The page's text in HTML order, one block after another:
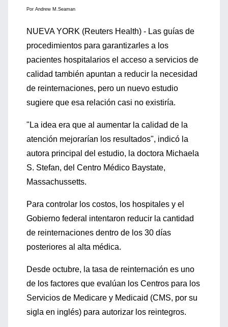
Por Andrew M.Seaman
NUEVA YORK (Reuters Health) - Las guías de
procedimientos para garantizarles a los
pacientes hospitalarios el acceso a servicios de
calidad también apuntan a reducir la necesidad
de reinternaciones, pero un nuevo estudio
sugiere que esa relación casi no existiría.
"La idea era que al aumentar la calidad de la
atención mejorarían los resultados", indicó la
autora principal del estudio, la doctora Michaela
S. Stefan, del Centro Médico Baystate,
Massachussetts.
Para controlar los costos, los hospitales y el
Gobierno federal intentaron reducir la cantidad
de reinternaciones dentro de los 30 días
posteriores al alta médica.
Desde octubre, la tasa de reinternación es uno
de los factores que evalúan los Centros para los
Servicios de Medicare y Medicaid (CMS, por su
sigla en inglés) para autorizar los reintegros.